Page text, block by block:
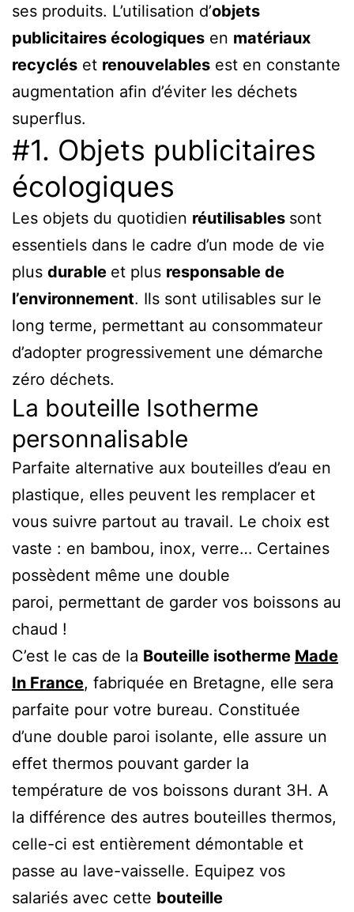
ses produits. L’utilisation d’objets
publicitaires écologiques en matériaux
recyclés et renouvelables est en constante
augmentation afin d’éviter les déchets
superflus.
#1. Objets publicitaires
écologiques
Les objets du quotidien réutilisables sont
essentiels dans le cadre d’un mode de vie
plus durable et plus responsable de
l’environnement. Ils sont utilisables sur le
long terme, permettant au consommateur
d’adopter progressivement une démarche
zéro déchets.
La bouteille Isotherme
personnalisable
Parfaite alternative aux bouteilles d’eau en
plastique, elles peuvent les remplacer et
vous suivre partout au travail. Le choix est
vaste : en bambou, inox, verre… Certaines
possèdent même une double
paroi, permettant de garder vos boissons au
chaud !
C’est le cas de la Bouteille isotherme Made
In France, fabriquée en Bretagne, elle sera
parfaite pour votre bureau. Constituée
d’une double paroi isolante, elle assure un
effet thermos pouvant garder la
température de vos boissons durant 3H. A
la différence des autres bouteilles thermos,
celle-ci est entièrement démontable et
passe au lave-vaisselle. Equipez vos
salariés avec cette bouteille